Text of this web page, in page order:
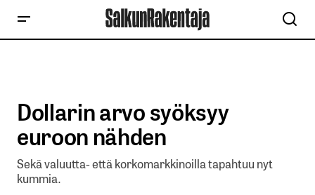
Dollarin arvo syöksyy
euroon nähden
Sekä valuutta- että korkomarkkinoilla tapahtuu nyt
kummia.